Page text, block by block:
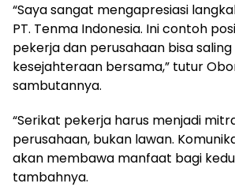
“Saya sangat mengapresiasi
PT. Tenma Indonesia. Ini contoh
pekerja dan perusahaan bisa
kesejahteraan bersama,” tutur
sambutannya.
“Serikat pekerja harus menjadi
perusahaan, bukan lawan.
akan membawa manfaat bagi
tambahnya.